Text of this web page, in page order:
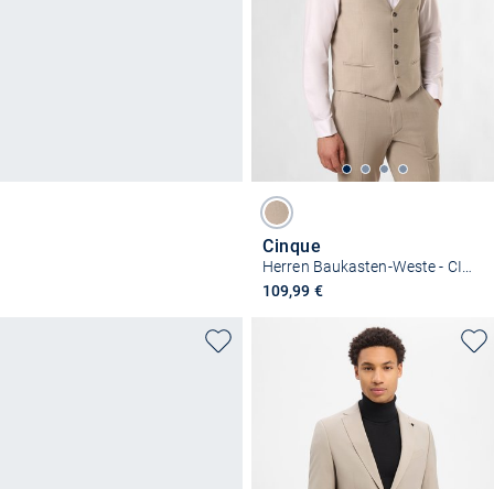
Cinque
109,99 €